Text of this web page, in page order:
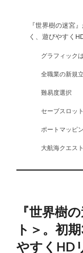
『世界樹の迷宮
く、遊びやすく
グラフィック
全職業の新規
難易度選択
セーブスロッ
ポートマッピ
大航海クエス
『世界樹
ト＞。初
やすくHD